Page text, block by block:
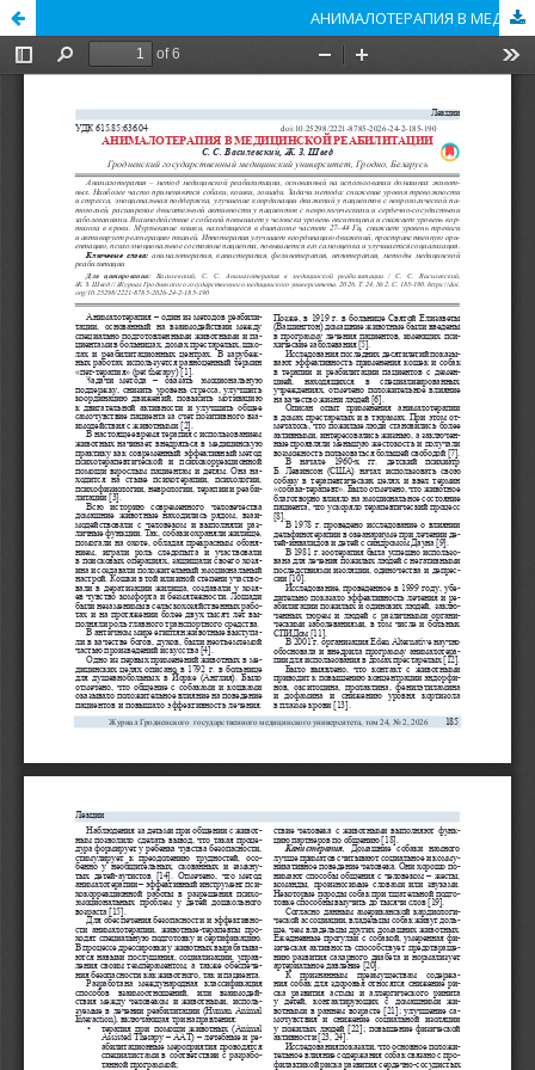
АНИМАЛОТЕРАПИЯ В МЕДИЦИНСКОЙ РЕАБИЛИТАЦИИ